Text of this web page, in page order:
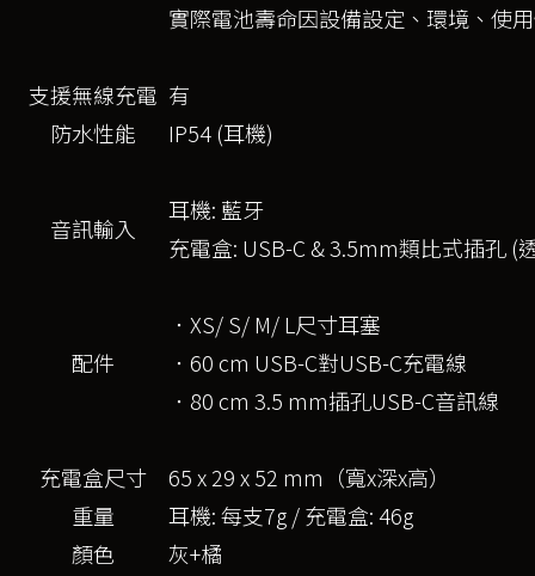
實際電池壽命因設備設定、環境、使
支援無線充電 有
防水性能
IP54 (耳機)
音訊輸入
耳機: 藍牙
充電盒: USB-C & 3.5mm類比式插孔 (
配件
．XS/ S/ M/ L尺寸耳塞
．60 cm USB-C對USB-C充電線
．80 cm 3.5 mm插孔USB-C音訊線
充電盒尺寸
65 x 29 x 52 mm（寬x深x高）
重量
耳機: 每支7g / 充電盒: 46g
顏色
灰+橘